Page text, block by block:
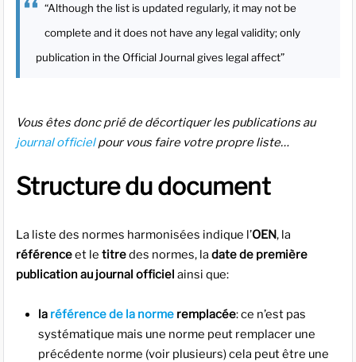
“Although the list is updated regularly, it may not be
complete and it does not have any legal validity; only
publication in the Official Journal gives legal affect”
Vous êtes donc prié de décortiquer les publications au
journal officielpour vous faire votre propre liste…
Structure du document
La liste des normes harmonisées indique l’OEN, la
référenceet le titredes normes, la date de première
publication au journal officiel ainsi que:
la référence de la norme remplacée: ce n’est pas
systématique mais une norme peut remplacer une
précédente norme (voir plusieurs) cela peut être une